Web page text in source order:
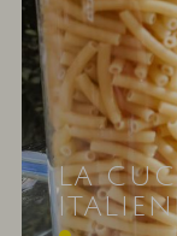
LA